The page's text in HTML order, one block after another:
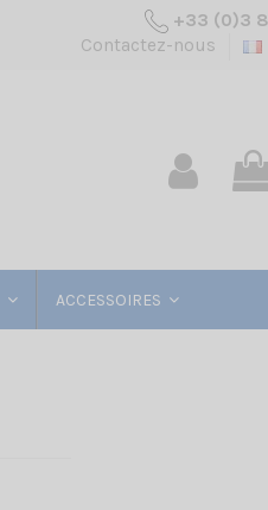
+33 (0)3
Contactez-nous
ACCESSOIRES